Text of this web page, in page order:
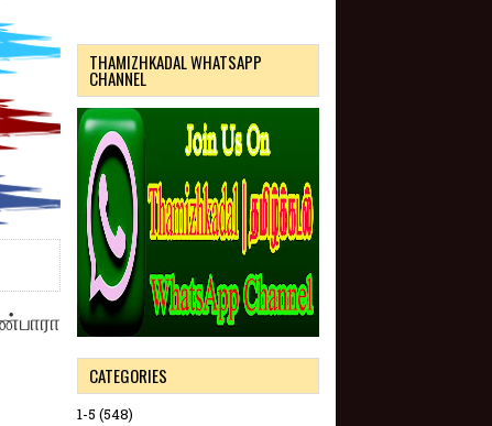
THAMIZHKADAL WHATSAPP
CHANNEL
CATEGORIES
1-5 (548)